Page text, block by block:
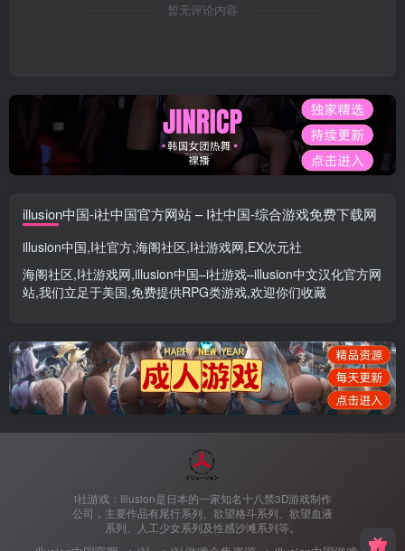
暂无评论内容
illusion中国-i社中国官方网站 – I社中国-综合游戏免费下载网
illusion中国,I社官方,海阁社区,I社游戏网,EX次元社
海阁社区,I社游戏网,illusion中国–i社游戏–illusion中文汉化官方网
站,我们立足于美国,免费提供RPG类游戏,欢迎你们收藏
i社游戏：Illusion是日本的一家知名十八禁3D游戏制作
公司，主要作品有尾行系列、欲望格斗系列、欲望血液
系列、人工少女系列及性感沙滩系列等。